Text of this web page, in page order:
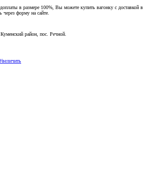
в размере 100%, Вы можете купить вагонку с доставкой в
форму на сайте.
район, пос. Речной.